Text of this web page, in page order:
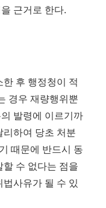
근거로 한다.
후 행정청이 적
경우 재량행위뿐
발령에 이르기까
리하여 당초 처분
때문에 반드시 동
수 없다는 점을
사유가 될 수 있